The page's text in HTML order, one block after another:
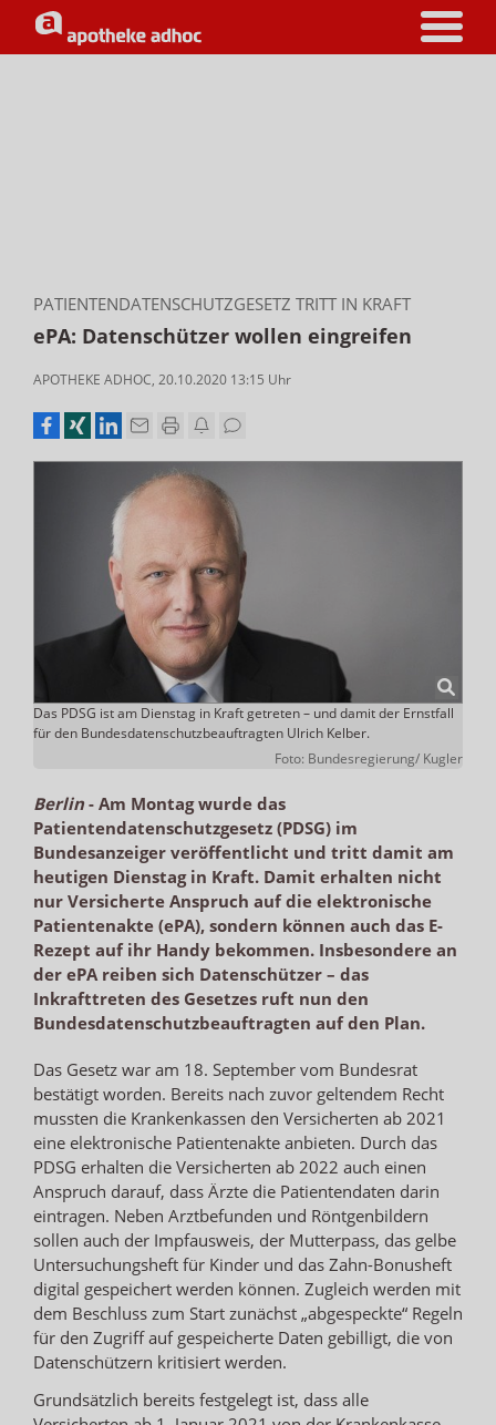
PATIENTENDATENSCHUTZGESETZ TRITT IN KRAFT
ePA: Datenschützer wollen eingreifen
APOTHEKE ADHOC, 20.10.2020 13:15 Uhr
Das PDSG ist am Dienstag in Kraft getreten – und damit der Ernstfall
für den Bundesdatenschutzbeauftragten Ulrich Kelber.
Foto: Bundesregierung/ Kugler
Berlin- Am Montag wurde das
Patientendatenschutzgesetz (PDSG) im
Bundesanzeiger veröffentlicht und tritt damit am
heutigen Dienstag in Kraft. Damit erhalten nicht
nur Versicherte Anspruch auf die elektronische
Patientenakte (ePA), sondern können auch das E-
Rezept auf ihr Handy bekommen. Insbesondere an
der ePA reiben sich Datenschützer – das
Inkrafttreten des Gesetzes ruft nun den
Bundesdatenschutzbeauftragten auf den Plan.
Das Gesetz war am 18. September vom Bundesrat
bestätigt worden. Bereits nach zuvor geltendem Recht
mussten die Krankenkassen den Versicherten ab 2021
eine elektronische Patientenakte anbieten. Durch das
PDSG erhalten die Versicherten ab 2022 auch einen
Anspruch darauf, dass Ärzte die Patientendaten darin
eintragen. Neben Arztbefunden und Röntgenbildern
sollen auch der Impfausweis, der Mutterpass, das gelbe
Untersuchungsheft für Kinder und das Zahn-Bonusheft
digital gespeichert werden können. Zugleich werden mit
dem Beschluss zum Start zunächst „abgespeckte“ Regeln
für den Zugriff auf gespeicherte Daten gebilligt, die von
Datenschützern kritisiert werden.
Grundsätzlich bereits festgelegt ist, dass alle